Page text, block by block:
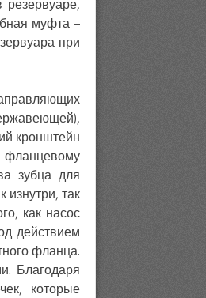
муфта –
при
кронштейн
фланцевому
зубца для
так
как насос
действием
фланца.
Благодаря
которые